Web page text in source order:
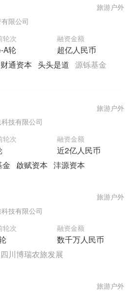
限公司
轮次
A轮
融资金额
超亿人民币
旅游户外
财通资本 头头是道 源铄基金
技有限公司
轮次 融资金额
近2亿人民币
旅游户外
金 啟赋资本 沣源资本
技有限公司
轮次 融资金额
数千万人民币
旅游户外
四川博瑞农旅发展
旅游户外